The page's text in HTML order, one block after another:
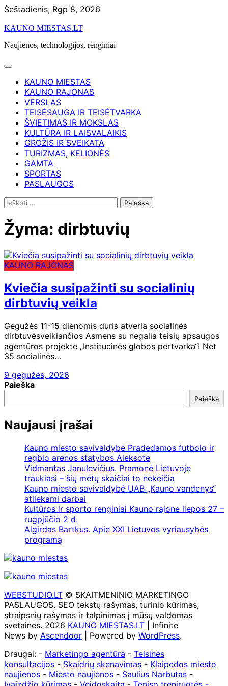
Skip
content
Šeštadienis, Rgp 8, 2026
KAUNO MIESTAS.LT
Naujienos, technologijos, renginiai
KAUNO MIESTAS
KAUNO RAJONAS
VERSLAS
TEISĖSAUGA IR TEISĖTVARKA
ŠVIETIMAS IR MOKSLAS
KULTŪRA IR LAISVALAIKIS
GROŽIS IR SVEIKATA
TURIZMAS, KELIONĖS
GAMTA
SPORTAS
PASLAUGOS
Ieškoti:
Žyma: dirbtuvių
KAUNO RAJONAS
Kviečia susipažinti su socialinių
dirbtuvių veikla
Gegužės 11-15 dienomis duris atveria socialinės
dirbtuvėsveikiančios Asmens su negalia teisių apsaugos
agentūros projekte „Institucinės globos pertvarka“! Net
35 socialinės…
9 gegužės, 2026
Paieška
Paieška
Naujausi įrašai
Kauno miesto savivaldybė Pradedamos futbolo ir
regbio arenos statybos Aleksote
Vidmantas Janulevičius. Pramonė Lietuvoje
traukiasi – šių metų skaičiai to nekeičia
Kauno miesto savivaldybė UAB „Kauno vandenys“
atliekami darbai
Kultūros ir sporto renginiai Kauno rajone liepos 27 –
rugpjūčio 2 d.
Algirdas Bartkus. Apie XXI Lietuvos vyriausybės
programą
WEBSTUDIO.LT © SKAITMENINIO MARKETINGO
PASLAUGOS. SEO tekstų rašymas, turinio kūrimas,
straipsnių rašymas ir talpinimas į mūsų valdomas
svetaines. 2026 KAUNO MIESTAS.LT | Infinite
News by Ascendoor | Powered by WordPress.
Draugai: - Marketingo agentūra - Teisinės
konsultacijos - Skaidrių skenavimas - Klaipedos miesto
naujienos - Miesto naujienos - Saulius Narbutas -